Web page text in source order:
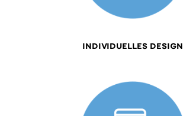
INDIVIDUELLES DESIGN